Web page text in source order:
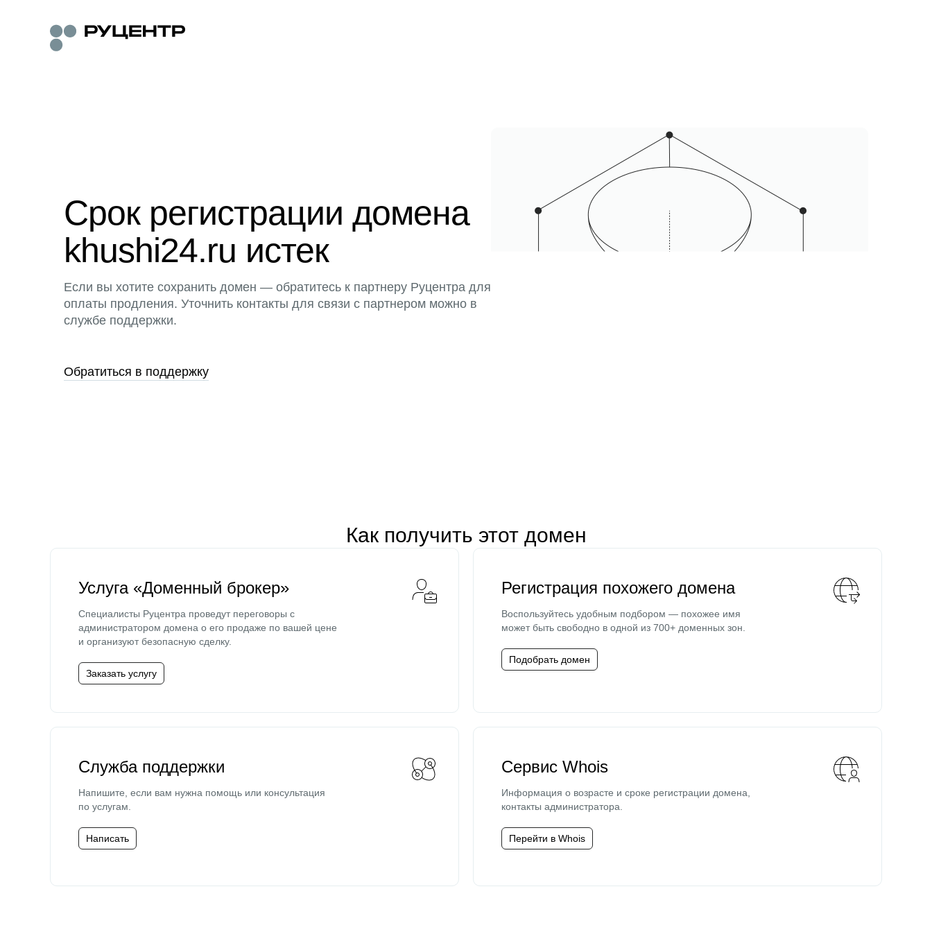
Срок регистрации домена
khushi24.ru истек
Если вы хотите сохранить домен — обратитесь к партнеру Руцентра для
оплаты продления. Уточнить контакты для связи с партнером можно в
службе поддержки.
Обратиться в поддержку
Как получить этот домен
Услуга «Доменный брокер»
Специалисты Руцентра проведут переговоры с
администратором домена о его продаже по вашей цене
и организуют безопасную сделку.
Заказать услугу
Регистрация похожего домена
Воспользуйтесь удобным подбором — похожее имя
может быть свободно в одной из 700+ доменных зон.
Подобрать домен
Служба поддержки
Напишите, если вам нужна помощь или консультация
по услугам.
Написать
Сервис Whois
Информация о возрасте и сроке регистрации домена,
контакты администратора.
Перейти в Whois